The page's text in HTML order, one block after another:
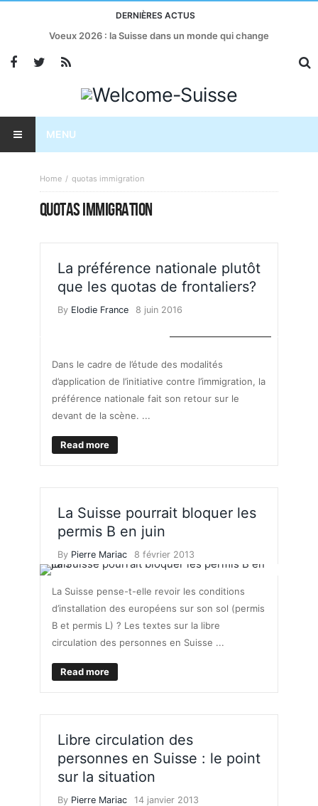
DERNIÈRES ACTUS
Voeux 2026 : la Suisse dans un monde qui change
MENU
Home quotas immigration
QUOTAS IMMIGRATION
La préférence nationale plutôt
que les quotas de frontaliers?
By Elodie France 8 juin 2016
Dans le cadre de l’étude des modalités
d’application de l’initiative contre l’immigration, la
préférence nationale fait son retour sur le
devant de la scène. ...
Read more
La Suisse pourrait bloquer les
permis B en juin
By Pierre Mariac 8 février 2013
La Suisse pense-t-elle revoir les conditions
d’installation des européens sur son sol (permis
B et permis L) ? Les textes sur la libre
circulation des personnes en Suisse ...
Read more
Libre circulation des
personnes en Suisse : le point
sur la situation
By Pierre Mariac 14 janvier 2013